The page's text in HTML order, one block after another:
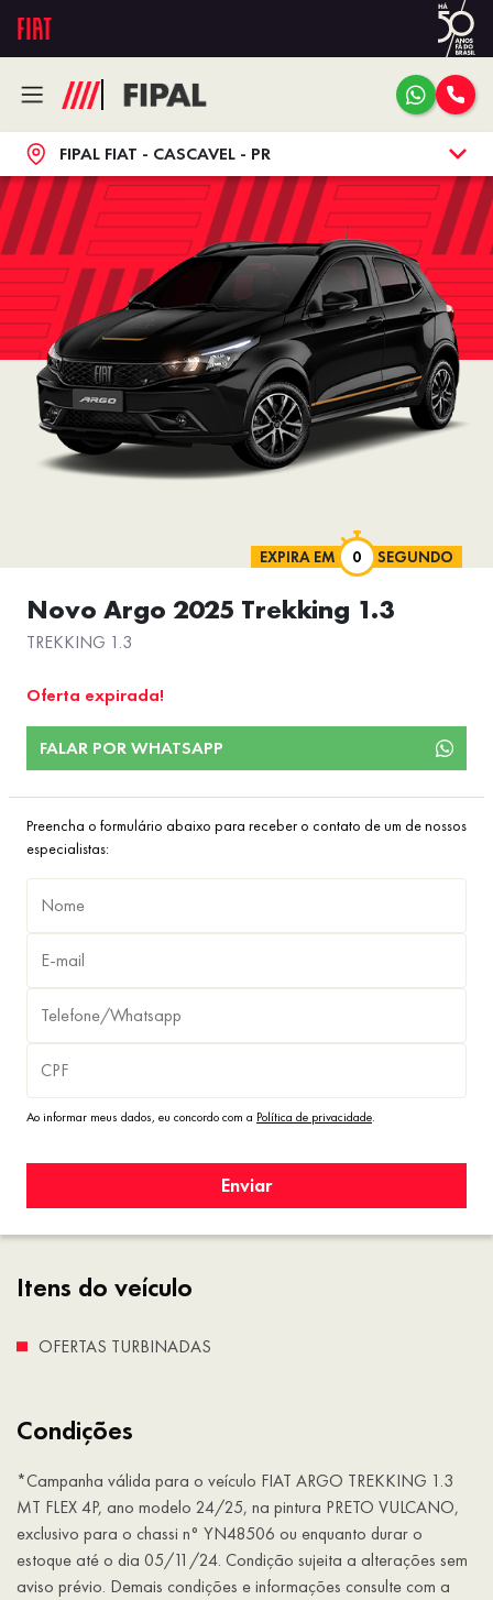
FIPAL FIAT - CASCAVEL - PR
Itens do veículo
OFERTAS TURBINADAS
Condições
*Campanha válida para o veículo FIAT ARGO TREKKING 1.3
MT FLEX 4P, ano modelo 24/25, na pintura PRETO VULCANO,
exclusivo para o chassi n° YN48506 ou enquanto durar o
estoque até o dia 05/11/24. Condição sujeita a alterações sem
aviso prévio. Demais condições e informações consulte com a
EXPIRA EM SEGUNDO
Novo Argo 2025 Trekking 1.3
TREKKING 1.3
Oferta expirada!
FALAR POR WHATSAPP
Preencha o formulário abaixo para receber o contato de um de nossos
especialistas:
Ao informar meus dados, eu concordo com a Política de privacidade.
Enviar